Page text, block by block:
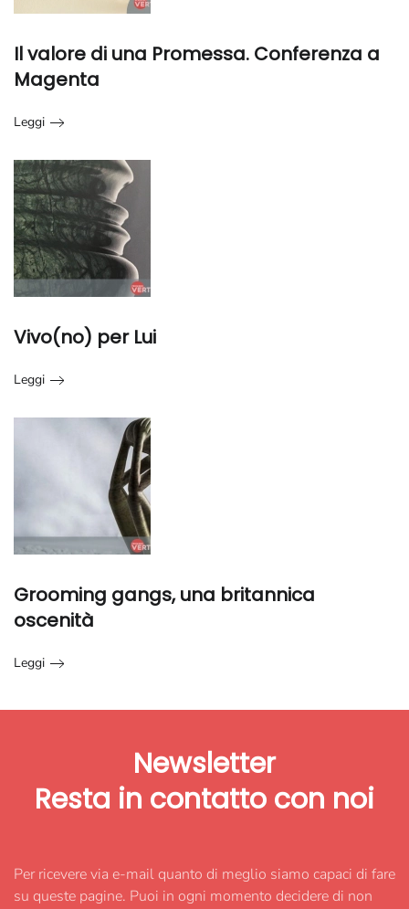
Il valore di una Promessa. Conferenza a
Magenta
Leggi
Vivo(no) per Lui
Leggi
Grooming gangs, una britannica
oscenità
Leggi
Newsletter
Resta in contatto con noi
Per ricevere via e-mail quanto di meglio siamo capaci di fare
su queste pagine. Puoi in ogni momento decidere di non